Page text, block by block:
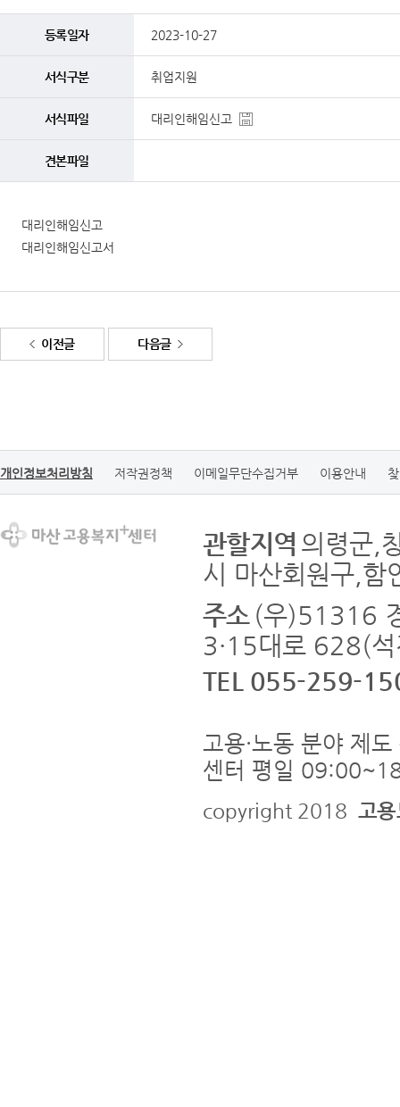
등록일자 2023-10-27
서식구분 취업지원
서식파일 대리인해임신고
견본파일
대리인해임신고
대리인해임신고서
이전글 다음글
개인정보처리방침 저작권정책 이메일무단수집거부 이용안내
관할지역 의령군,
시 마산회원구,함
주소 (우)51316
3·15대로 628(
TEL 055-259-
고용·노동 분야 제
센터 평일
copyright 2018 고